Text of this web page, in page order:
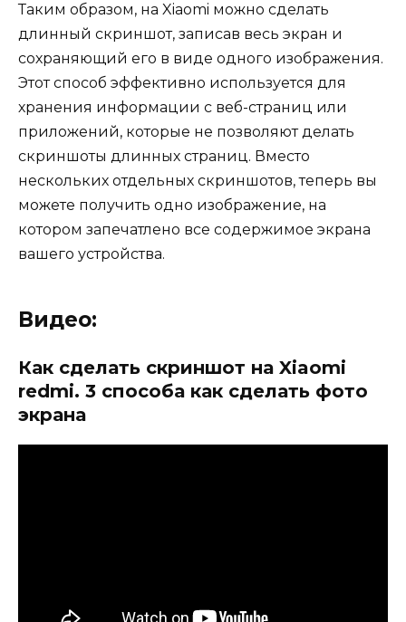
Таким образом, на Xiaomi можно сделать
длинный скриншот, записав весь экран и
сохраняющий его в виде одного изображения.
Этот способ эффективно используется для
хранения информации с веб-страниц или
приложений, которые не позволяют делать
скриншоты длинных страниц. Вместо
нескольких отдельных скриншотов, теперь вы
можете получить одно изображение, на
котором запечатлено все содержимое экрана
вашего устройства.
Видео:
Как сделать скриншот на Xiaomi
redmi. 3 способа как сделать фото
экрана